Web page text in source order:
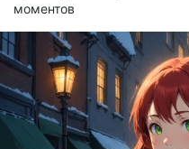
моментов